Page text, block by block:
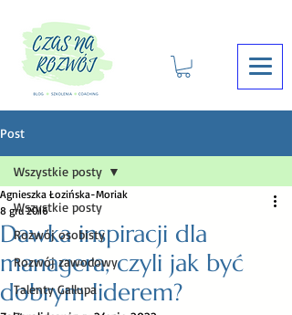
Post
Wszystkie posty
Rozwój osobisty
Rozwój zawodowy
Talenty Gallupa
Wszystkie posty
Dawka inspiracji dla
managera, czyli jak być
dobrym liderem?
Agnieszka Łozińska-Moriak
8 gru 2016